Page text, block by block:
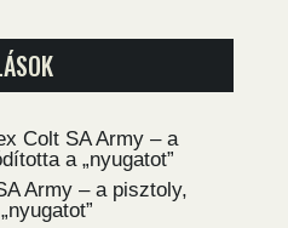
Colt SA Army – a
a „nyugatot”
Army – a pisztoly,